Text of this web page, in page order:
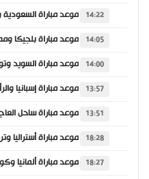
14:22
14:05
14:00
13:57
13:51
18:28
18:27